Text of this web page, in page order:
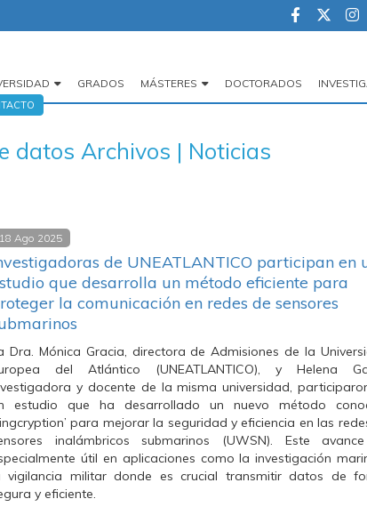
GRADOS MÁSTERES DOCTORADOS
datos Archivos | Noticias
18 Ago 2025
de UNEATLANTICO participan en
que desarrolla un método eficiente para
la comunicación en redes de sensores
Dra. Mónica Gracia, directora de Admisiones de la
del Atlántico (UNEATLANTICO), y Helena
y docente de la misma universidad,
estudio que ha desarrollado un nuevo método
para mejorar la seguridad y eficiencia en las
inalámbricos submarinos (UWSN). Este
útil en aplicaciones como la investigación
vigilancia militar donde es crucial transmitir datos de
y eficiente.